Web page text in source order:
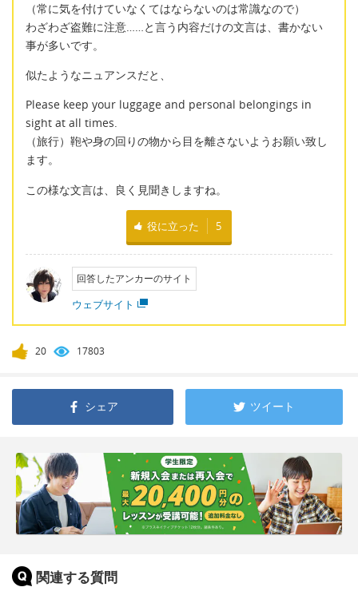
（常に気を付けていなくてはならないのは常識なので）
わざわざ盗難に注意……と言う内容だけの文言は、書かない
事が多いです。
似たようなニュアンスだと、
Please keep your luggage and personal belongings in
sight at all times.
（旅行）鞄や身の回りの物から目を離さないようお願い致し
ます。
この様な文言は、良く見聞きしますね。
役に立った 5
回答したアンカーのサイト
ウェブサイト
20 17803
シェア ツイート
関連する質問